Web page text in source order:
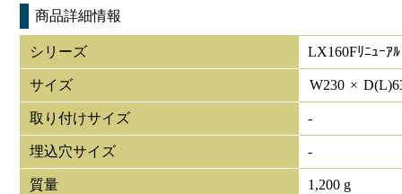
商品詳細情報
シリーズ LX160Fﾘﾆｭｰｱﾙ
サイズ W230 × D(L)
取り付けサイズ -
埋込穴サイズ -
質量 1,200 g